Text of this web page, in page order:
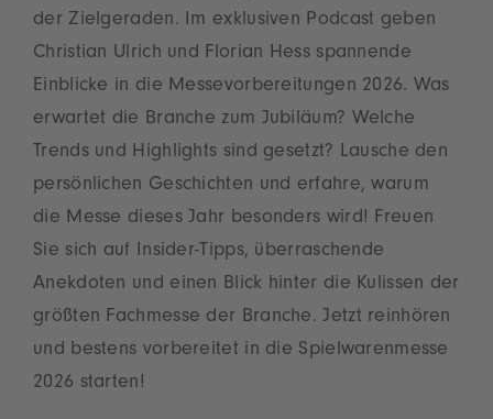
der Zielgeraden. Im exklusiven Podcast geben
Christian Ulrich und Florian Hess spannende
Einblicke in die Messevorbereitungen 2026. Was
erwartet die Branche zum Jubiläum? Welche
Trends und Highlights sind gesetzt? Lausche den
persönlichen Geschichten und erfahre, warum
die Messe dieses Jahr besonders wird! Freuen
Sie sich auf Insider-Tipps, überraschende
Anekdoten und einen Blick hinter die Kulissen der
größten Fachmesse der Branche. Jetzt reinhören
und bestens vorbereitet in die Spielwarenmesse
2026 starten!